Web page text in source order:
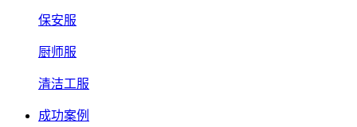
保安服
厨师服
清洁工服
成功案例